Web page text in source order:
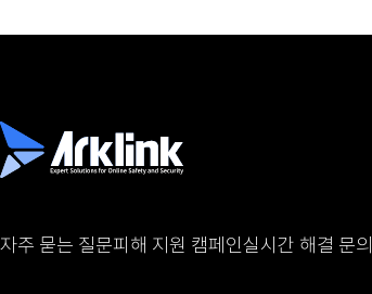
자주 묻는 질문피해 지원 캠페인실시간 해결 문의